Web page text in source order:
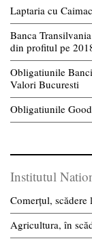
Laptaria cu
Banca
din profitul pe
Obligatiunile
Valori Bucuresti
Obligatiunile
Institutul
Comerțul,
Agricultura, în